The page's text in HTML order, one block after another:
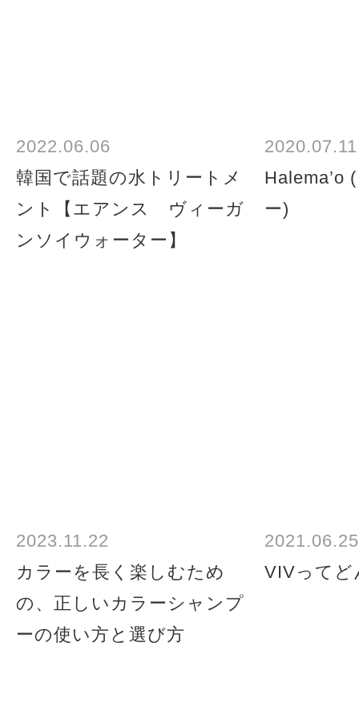
2022.06.06
韓国で話題の水トリートメ
ント【エアンス ヴィーガ
ンソイウォーター】
2020.07.11
Halema’o
ー)
2023.11.22
カラーを長く楽しむため
の、正しいカラーシャンプ
ーの使い方と選び方
2021.06.25
VIVってど